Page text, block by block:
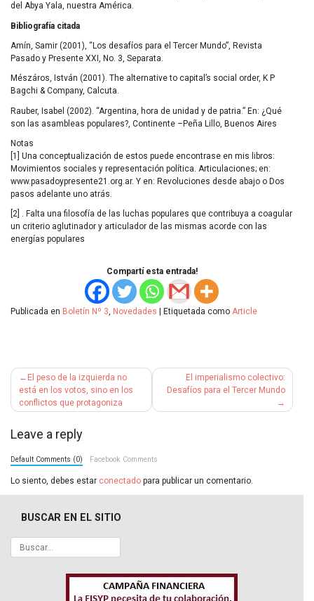
del Abya Yala, nuestra América.
Bibliografía citada
Amín, Samir (2001), “Los desafíos para el Tercer Mundo”, Revista
Pasado y Presente XXI , No. 3, Separata.
Mészáros, István (2001). The alternative to capital’s social order, K P
Bagchi & Company, Calcuta.
Rauber, Isabel (2002). “Argentina, hora de unidad y de patria.” En: ¿Qué
son las asambleas populares?, Continente –Peña Lillo, Buenos Aires
Notas
[1] Una conceptualización de estos puede encontrase en mis libros:
Movimientos sociales y representación política. Articulaciones; en:
www.pasadoypresente21.org.ar. Y en: Revoluciones desde abajo o Dos
pasos adelante uno atrás.
[2] . Falta una filosofía de las luchas populares que contribuya a coagular
un criterio aglutinador y articulador de las mismas acorde con las
energías populares
Compartí esta entrada!
Publicada en Boletín Nº 3, Novedades Etiquetada como Article
Navegación
de
entradas
El peso de la izquierda no
está en los votos, sino en los
conflictos que protagoniza
El imperialismo colectivo:
Desafíos para el Tercer Mundo
Leave a reply
Default Comments (0) Facebook Comments
Lo siento, debes estar conectado para publicar un comentario.
BUSCAR EN EL SITIO